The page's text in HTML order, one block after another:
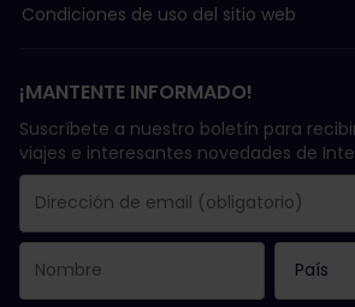
Condiciones de uso del sitio web
¡MANTENTE INFORMADO!
Suscríbete a nuestro boletín para
viajes e interesantes novedades de